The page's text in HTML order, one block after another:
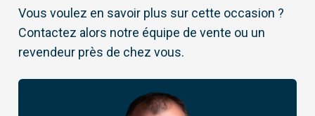
Vous voulez en savoir plus sur cette occasion ?
Contactez alors notre équipe de vente ou un
revendeur près de chez vous.